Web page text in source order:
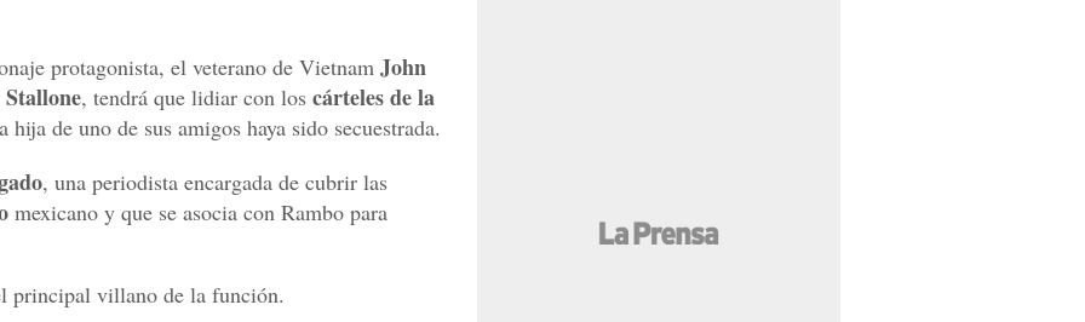
protagonista, el veterano de Vietnam John
, tendrá que lidiar con los cárteles de la
hija de uno de sus amigos haya sido secuestrada.
, una periodista encargada de cubrir las
mexicano y que se asocia con Rambo para
principal villano de la función.